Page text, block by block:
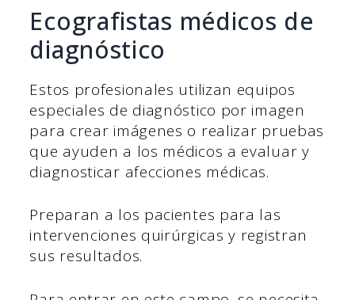
Ecografistas médicos de
diagnóstico
Estos profesionales utilizan equipos
especiales de diagnóstico por imagen
para crear imágenes o realizar pruebas
que ayuden a los médicos a evaluar y
diagnosticar afecciones médicas.
Preparan a los pacientes para las
intervenciones quirúrgicas y registran
sus resultados.